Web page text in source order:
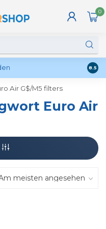
0
8.5
Air G$/M5 filters
Euro Air